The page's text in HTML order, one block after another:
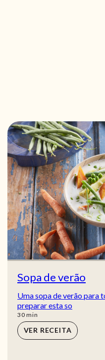
Sopa de verão
Uma sopa de verão para
preparar esta so
30min
min
VER RECEITA